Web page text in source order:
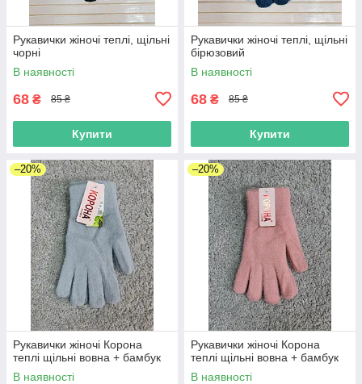
Рукавички жіночі теплі, щільні
чорні
В наявності
68 ₴ 85 ₴
Купити
Рукавички жіночі теплі, щільні
бірюзовий
В наявності
68 ₴ 85 ₴
Купити
–20%
Рукавички жіночі Корона
теплі щільні вовна + бамбук
В наявності
–20%
Рукавички жіночі Корона
теплі щільні вовна + бамбук
В наявності